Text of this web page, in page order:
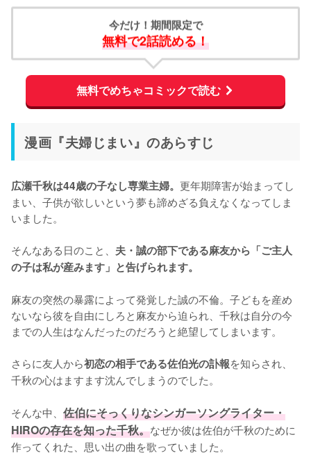
今だけ！期間限定で
無料で2話読める！
無料でめちゃコミックで読む
漫画『夫婦じまい』のあらすじ
広瀬千秋は44歳の子なし専業主婦。 更年期障害が始まってし
まい、子供が欲しいという夢も諦めざる負えなくなってしま
いました。
そんなある日のこと、 夫・誠の部下である麻友から「ご主人
の子は私が産みます」と告げられます。
麻友の突然の暴露によって発覚した誠の不倫。子どもを産め
ないなら彼を自由にしろと麻友から迫られ、千秋は自分の今
までの人生はなんだったのだろうと絶望してしまいます。
さらに友人から初恋の相手である佐伯光の訃報を知らされ、
千秋の心はますます沈んでしまうのでした。
そんな中、 佐伯にそっくりなシンガーソングライター・
HIROの存在を知った千秋。なぜか彼は佐伯が千秋のために
作ってくれた、思い出の曲を歌っていました。